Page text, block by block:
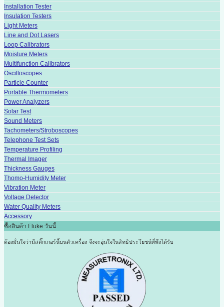
Installation Tester
Insulation Testers
Light Meters
Line and Dot Lasers
Loop Calibrators
Moisture Meters
Multifunction Calibrators
Oscilloscopes
Particle Counter
Portable Thermometers
Power Analyzers
Solar Test
Sound Meters
Tachometers/Stroboscopes
Telephone Test Sets
Temperature Profiling
Thermal Imager
Thickness Gauges
Thomo-Humidity Meter
Vibration Meter
Voltage Detector
Water Quality Meters
Accessory
ซื้อสินค้า Fluke วันนี้
ต้องมั่นใจว่ามีสติ๊กเกอร์นี้บนตัวเครื่อง จึงจะอุ่นใจในสิทธิประโยชน์ที่พึงได้รับ